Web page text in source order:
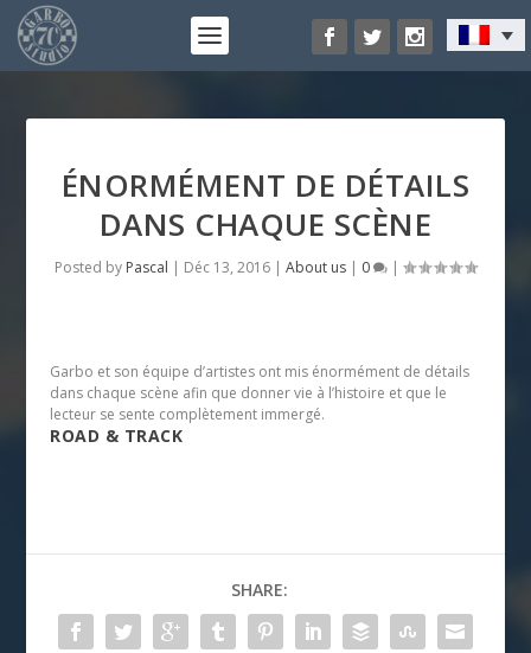
ÉNORMÉMENT DE DÉTAILS
DANS CHAQUE SCÈNE
Posted by Pascal | Déc 13, 2016 | About us | 0 |
Garbo et son équipe d’artistes ont mis énormément de détails
dans chaque scène afin que donner vie à l’histoire et que le
lecteur se sente complètement immergé.
ROAD & TRACK
SHARE: